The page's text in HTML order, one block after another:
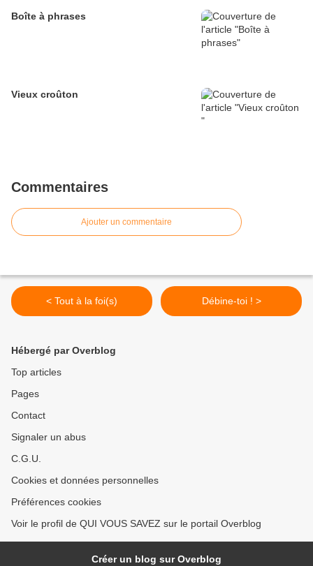
Boîte à phrases
Vieux croûton
Commentaires
Ajouter un commentaire
< Tout à la foi(s) Débine-toi ! >
Hébergé par Overblog
Top articles
Pages
Contact
Signaler un abus
C.G.U.
Cookies et données personnelles
Préférences cookies
Voir le profil de QUI VOUS SAVEZ sur le portail Overblog
Créer un blog sur Overblog